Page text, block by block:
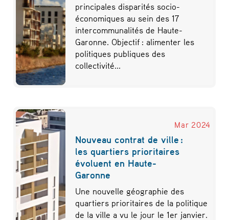
principales disparités socio-
économiques au sein des 17
intercommunalités de Haute-
Garonne. Objectif : alimenter les
politiques publiques des
collectivité...
Mar 2024
Nouveau contrat de ville :
les quartiers prioritaires
évoluent en Haute-
Garonne
Une nouvelle géographie des
quartiers prioritaires de la politique
de la ville a vu le jour le 1er janvier.